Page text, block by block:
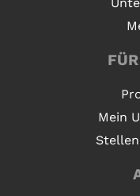
Mein